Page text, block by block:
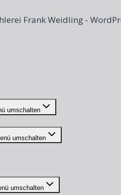
Frank Weidling -
umschalten
umschalten
umschalten